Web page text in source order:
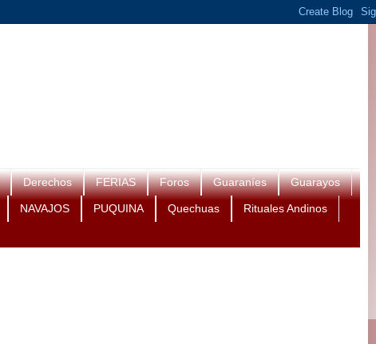
Derechos FERIAS Foros Guaraníes Guarayos
NAVAJOS PUQUINA Quechuas Rituales Andinos